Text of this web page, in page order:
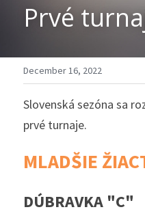
Prvé
December 16, 2022
Slovenská sezóna sa
prvé turnaje.
MLADŠIE
DÚBRAVKA "C"